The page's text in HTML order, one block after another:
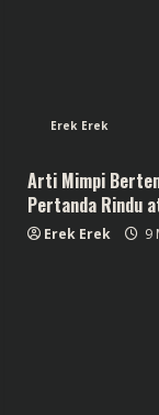
Erek Erek
Arti Mimpi
Pertanda Rindu
Erek Erek 9